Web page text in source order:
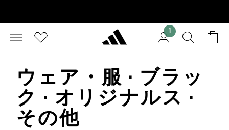
1
ウェア・服 · ブラッ
ク · オリジナルス ·
その他